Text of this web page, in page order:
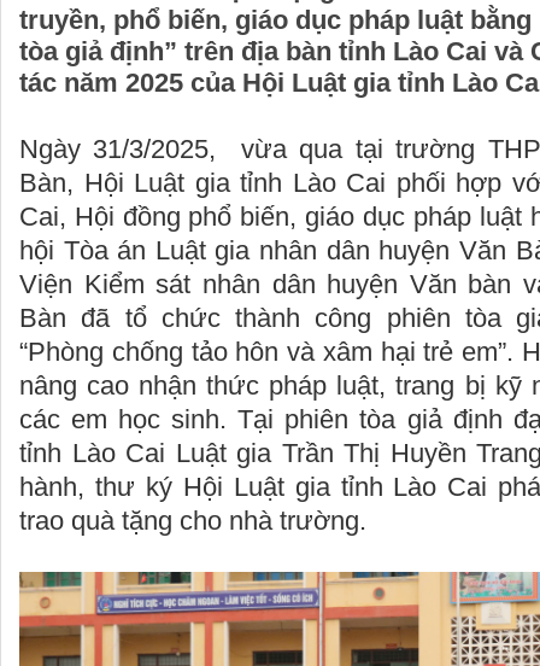
truyền, phổ biến, giáo dục pháp luật
tòa giả định” trên địa bàn tỉnh Lào Cai
tác năm 2025 của Hội Luật gia tỉnh Lào
Ngày 31/3/2025, vừa qua tại trường
Bàn, Hội Luật gia tỉnh Lào Cai phối hợp
Cai, Hội đồng phổ biến, giáo dục pháp luật
hội Tòa án Luật gia nhân dân huyện Văn
Viện Kiểm sát nhân dân huyện Văn bàn
Bàn đã tổ chức thành công phiên tòa
“Phòng chống tảo hôn và xâm hại trẻ em”.
nâng cao nhận thức pháp luật, trang bị kỹ
các em học sinh. Tại phiên tòa giả định
tỉnh Lào Cai Luật gia Trần Thị Huyền
hành, thư ký Hội Luật gia tỉnh Lào Cai
trao quà tặng cho nhà trường.